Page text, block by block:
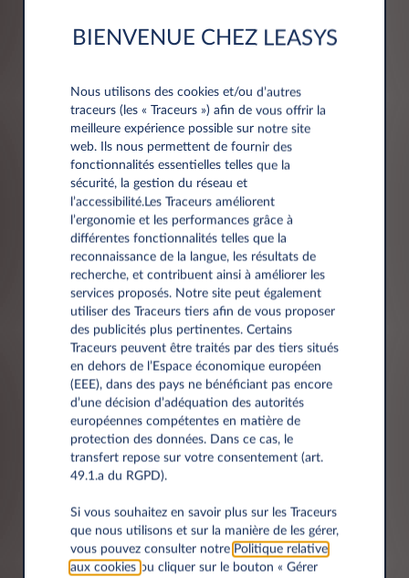
Informations société
Société*
Numéro de TVA*
Adresse
Code postal*
BIENVENUE CHEZ LEASYS
Nous utilisons des cookies et/ou d’autres
traceurs (les « Traceurs ») afin de vous offrir la
meilleure expérience possible sur notre site
web. Ils nous permettent de fournir des
fonctionnalités essentielles telles que la
sécurité, la gestion du réseau et
l’accessibilité.Les Traceurs améliorent
l’ergonomie et les performances grâce à
différentes fonctionnalités telles que la
reconnaissance de la langue, les résultats de
recherche, et contribuent ainsi à améliorer les
services proposés. Notre site peut également
utiliser des Traceurs tiers afin de vous proposer
des publicités plus pertinentes. Certains
Traceurs peuvent être traités par des tiers situés
en dehors de l’Espace économique européen
(EEE), dans des pays ne bénéficiant pas encore
d’une décision d’adéquation des autorités
européennes compétentes en matière de
protection des données. Dans ce cas, le
transfert repose sur votre consentement (art.
49.1.a du RGPD).
Si vous souhaitez en savoir plus sur les Traceurs
que nous utilisons et sur la manière de les gérer,
vous pouvez consulter notre Politique relative
aux cookies ou cliquer sur le bouton « Gérer